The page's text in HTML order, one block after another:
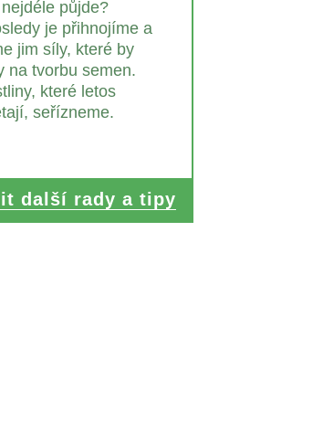
půjde?
je přihnojíme a
jim síly, které by
na tvorbu semen.
které letos
seřízneme.
další rady a tipy